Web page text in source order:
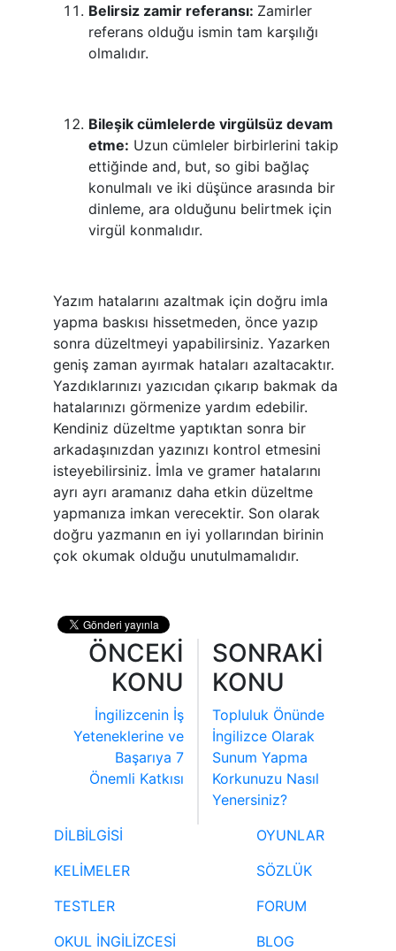
Belirsiz zamir referansı: Zamirler
referans olduğu ismin tam karşılığı
olmalıdır.
Bileşik cümlelerde virgülsüz devam
etme: Uzun cümleler birbirlerini takip
ettiğinde and, but, so gibi bağlaç
konulmalı ve iki düşünce arasında bir
dinleme, ara olduğunu belirtmek için
virgül konmalıdır.
Yazım hatalarını azaltmak için doğru imla
yapma baskısı hissetmeden, önce yazıp
sonra düzeltmeyi yapabilirsiniz. Yazarken
geniş zaman ayırmak hataları azaltacaktır.
Yazdıklarınızı yazıcıdan çıkarıp bakmak da
hatalarınızı görmenize yardım edebilir.
Kendiniz düzeltme yaptıktan sonra bir
arkadaşınızdan yazınızı kontrol etmesini
isteyebilirsiniz. İmla ve gramer hatalarını
ayrı ayrı aramanız daha etkin düzeltme
yapmanıza imkan verecektir. Son olarak
doğru yazmanın en iyi yollarından birinin
çok okumak olduğu unutulmamalıdır.
ÖNCEKİ
KONU
İngilizcenin İş
Yeteneklerine ve
Başarıya 7
Önemli Katkısı
SONRAKİ
KONU
Topluluk Önünde
İngilizce Olarak
Sunum Yapma
Korkunuzu Nasıl
Yenersiniz?
DİLBİLGİSİ
KELİMELER
TESTLER
OKUL İNGİLİZCESİ
OYUNLAR
SÖZLÜK
FORUM
BLOG